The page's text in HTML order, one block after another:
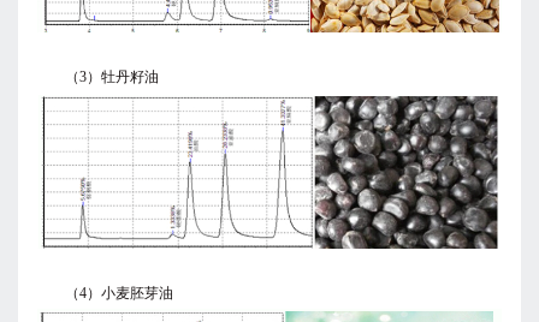
（3）牡丹籽油
（4）小麦胚芽油